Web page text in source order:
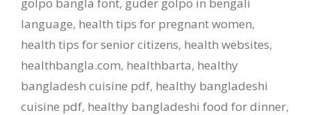
language, health tips for pregnant women,
health tips for senior citizens, health websites,
healthbangla.com, healthbarta, healthy
bangladesh cuisine pdf, healthy bangladeshi
cuisine pdf, healthy bangladeshi food for dinner,